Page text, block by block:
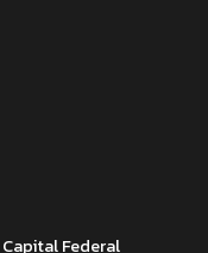
Federal